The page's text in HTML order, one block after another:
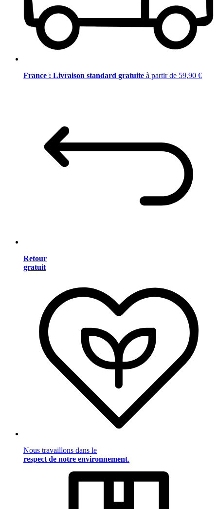
France : Livraison standard gratuite à partir de 59,90 €
Retour
gratuit
Nous travaillons dans le
respect de notre environnement.